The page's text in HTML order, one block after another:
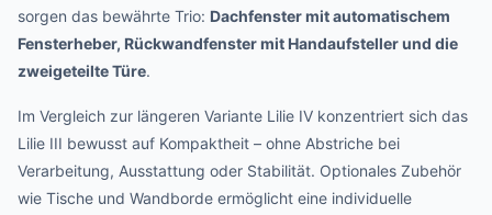
sorgen das bewährte Trio: Dachfenster mit automatischem
Fensterheber, Rückwandfenster mit Handaufsteller und die
zweigeteilte Türe.
Im Vergleich zur längeren Variante Lilie IV konzentriert sich das
Lilie III bewusst auf Kompaktheit – ohne Abstriche bei
Verarbeitung, Ausstattung oder Stabilität. Optionales Zubehör
wie Tische und Wandborde ermöglicht eine individuelle